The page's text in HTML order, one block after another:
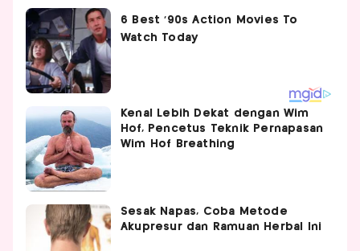
Kenal Lebih Dekat dengan Wim
Hof, Pencetus Teknik Pernapasan
Wim Hof Breathing
Sesak Napas, Coba Metode
Akupresur dan Ramuan Herbal Ini